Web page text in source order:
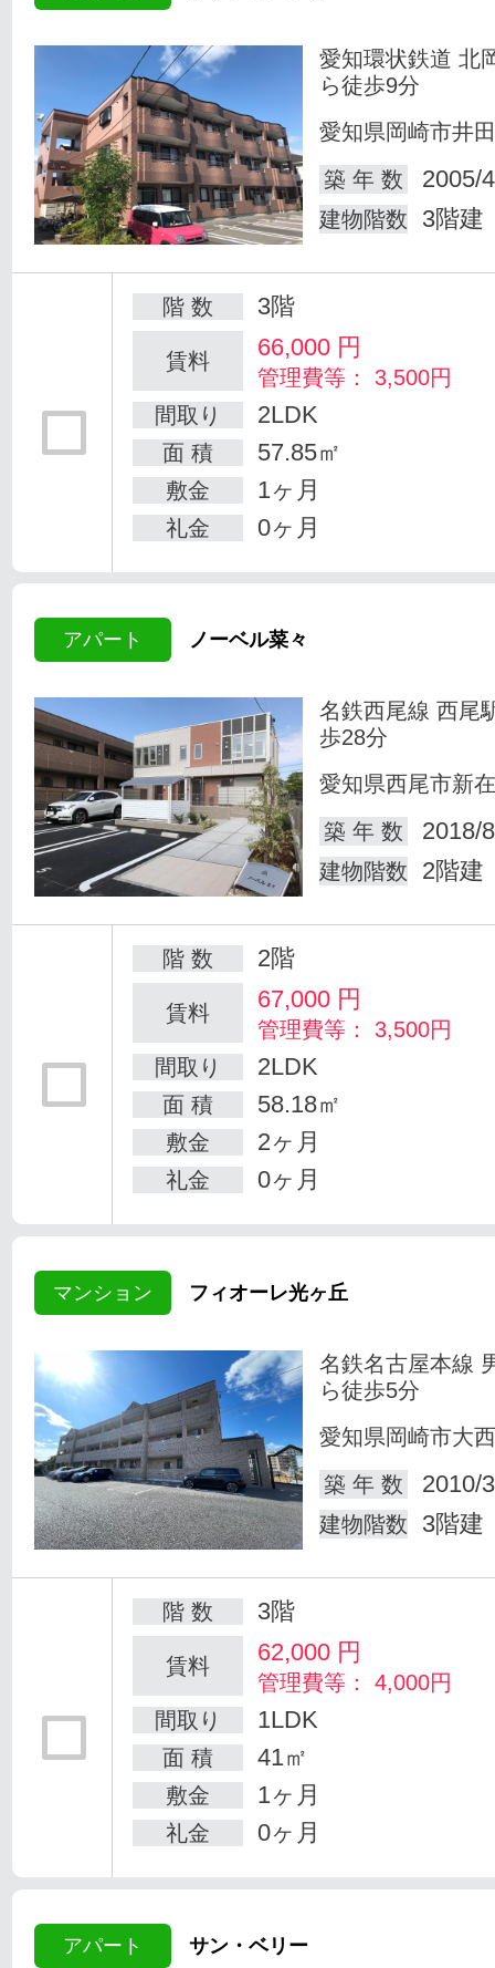
愛知環状鉄道 北
ら徒歩9分
愛知県岡崎市井
築 年 数
2005/
建物階数 3階建
階 数 3階
賃料 66,000 円
管理費等： 3,500円
間取り
2LDK
面 積 57.85㎡
敷金 1ヶ月
礼金 0ヶ月
アパート ノーベル菜々
名鉄西尾線 西尾
歩28分
愛知県西尾市新
築 年 数
2018/
建物階数 2階建
階 数 2階
賃料 67,000 円
管理費等： 3,500円
間取り
2LDK
面 積 58.18㎡
敷金 2ヶ月
礼金 0ヶ月
マンション フィオーレ光ヶ丘
名鉄名古屋本線
ら徒歩5分
愛知県岡崎市大
築 年 数
2010/
建物階数 3階建
階 数 3階
賃料 62,000 円
管理費等： 4,000円
間取り
1LDK
面 積 41㎡
敷金 1ヶ月
礼金 0ヶ月
アパート サン・ベリー